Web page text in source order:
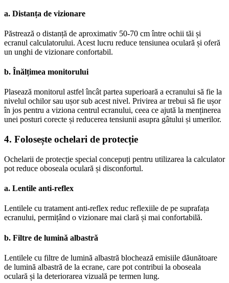
a. Distanța de vizionare
Păstrează o distanță de aproximativ 50-70 cm între ochii tăi și
ecranul calculatorului. Acest lucru reduce tensiunea oculară și oferă
un unghi de vizionare confortabil.
b. Înălțimea monitorului
Plasează monitorul astfel încât partea superioară a ecranului să fie la
nivelul ochilor sau ușor sub acest nivel. Privirea ar trebui să fie ușor
în jos pentru a viziona centrul ecranului, ceea ce ajută la menținerea
unei posturi corecte și reducerea tensiunii asupra gâtului și umerilor.
4. Folosește ochelari de protecție
Ochelarii de protecție special concepuți pentru utilizarea la calculator
pot reduce oboseala oculară și disconfortul.
a. Lentile anti-reflex
Lentilele cu tratament anti-reflex reduc reflexiile de pe suprafața
ecranului, permițând o vizionare mai clară și mai confortabilă.
b. Filtre de lumină albastră
Lentilele cu filtre de lumină albastră blochează emisiile dăunătoare
de lumină albastră de la ecrane, care pot contribui la oboseala
oculară și la deteriorarea vizuală pe termen lung.